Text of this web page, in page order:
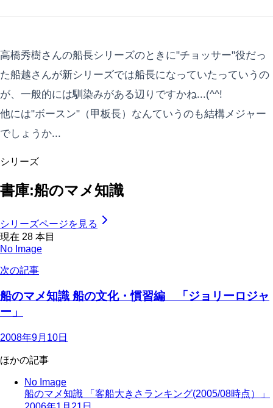
高橋秀樹さんの船長シリーズのときに"チョッサー"役だっ
た船越さんが新シリーズでは船長になっていたっていうの
が、一般的には馴染みがある辺りですかね...(^^!
他には"ボースン"（甲板長）なんていうのも結構メジャー
でしょうか...
シリーズ
書庫:船のマメ知識
シリーズページを見る
現在 28 本目
No Image
次の記事
船のマメ知識 船の文化・慣習編 「ジョリーロジャ
ー」
2008年9月10日
ほかの記事
No Image
船のマメ知識 「客船大きさランキング(2005/08時点）」